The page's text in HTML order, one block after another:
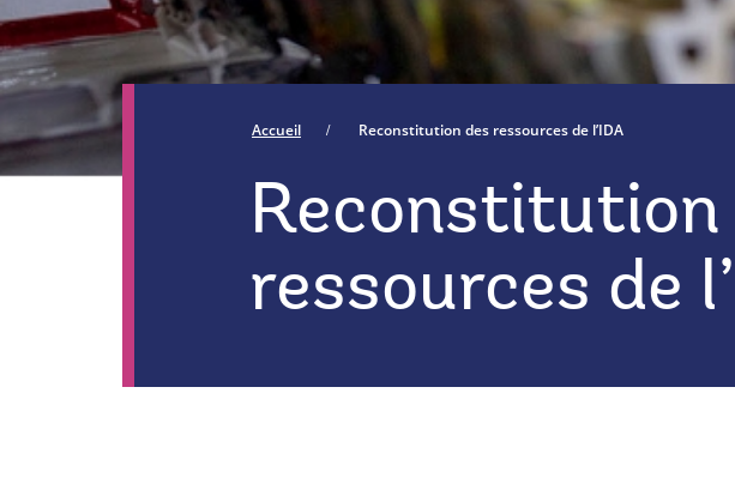
Accueil Reconstitution des ressources de l’IDA
Reconstitution
ressources de